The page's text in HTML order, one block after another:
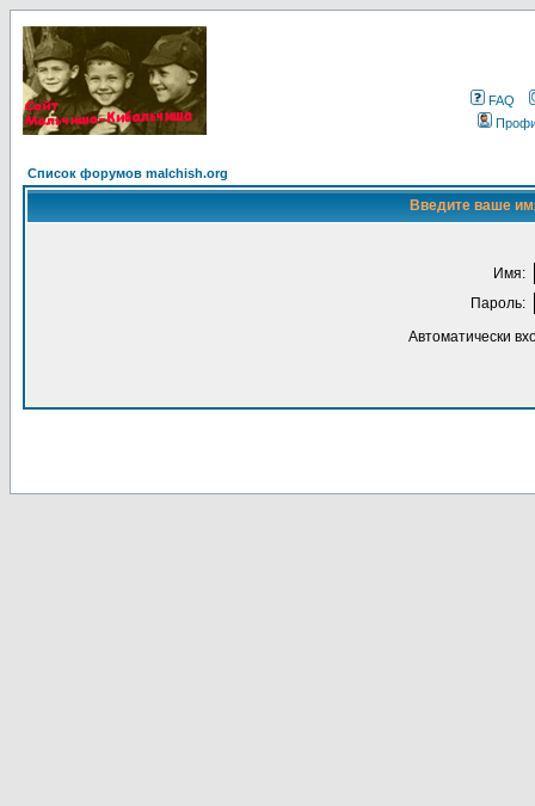
FAQ
Список форумов malchish.org
Введите ваше
Имя:
Пароль:
Автоматически